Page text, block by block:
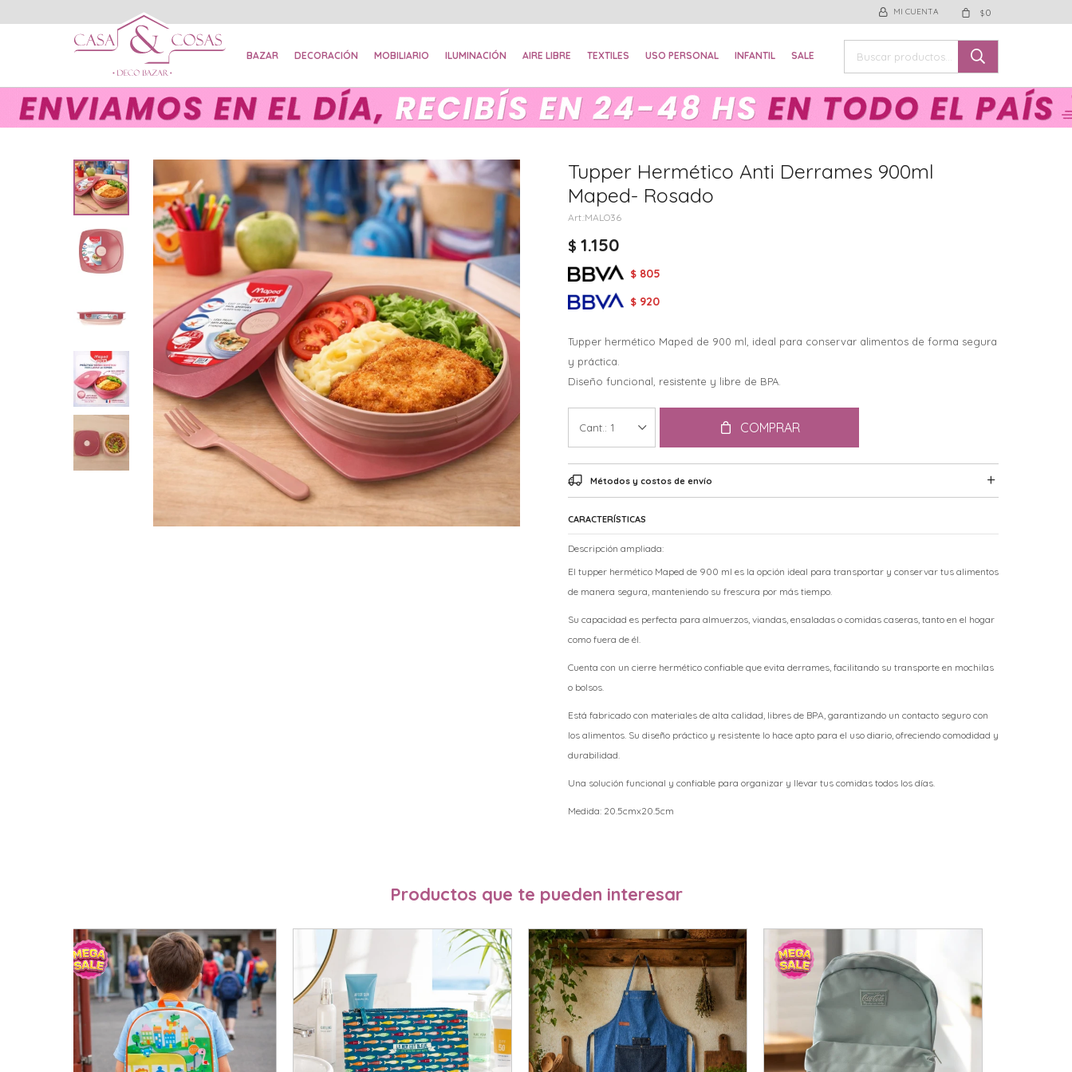
BAZAR DECORACIÓN MOBILIARIO ILUMINACIÓN AIRE LIBRE TEXTILES USO PERSONAL INFANTIL SALE
$0
Tupper Hermético Anti Derrames 900ml
Maped- Rosado
MALO36
$ 1.150
$ 805
$ 920
Tupper hermético Maped de 900 ml, ideal para conservar alimentos de forma segura
y práctica.
Diseño funcional, resistente y libre de BPA.
1 COMPRAR
Métodos y costos de envío
CARACTERÍSTICAS
Descripción ampliada:
El tupper hermético Maped de 900 ml es la opción ideal para transportar y conservar tus alimentos
de manera segura, manteniendo su frescura por más tiempo.
Su capacidad es perfecta para almuerzos, viandas, ensaladas o comidas caseras, tanto en el hogar
como fuera de él.
Cuenta con un cierre hermético confiable que evita derrames, facilitando su transporte en mochilas
o bolsos.
Está fabricado con materiales de alta calidad, libres de BPA, garantizando un contacto seguro con
los alimentos. Su diseño práctico y resistente lo hace apto para el uso diario, ofreciendo comodidad y
durabilidad.
Una solución funcional y confiable para organizar y llevar tus comidas todos los días.
Medida: 20.5cmx20.5cm
Productos que te pueden interesar